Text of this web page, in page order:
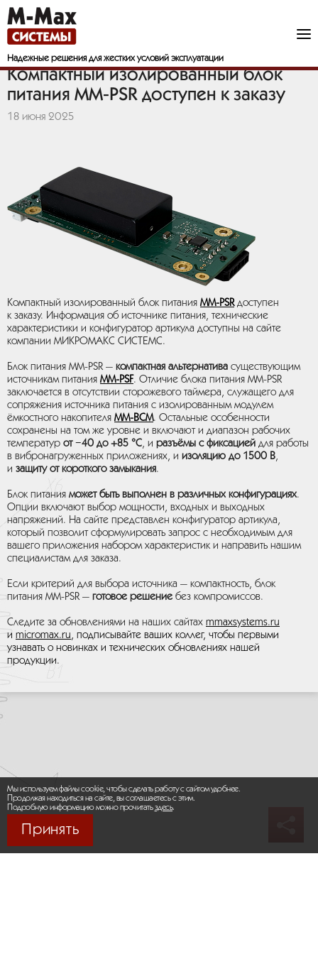
Надежные решения для жестких условий эксплуатации
Компактный изолированный блок
питания MM-PSR доступен к заказу
18 июня 2025
Компактный изолированный блок питания MM-PSRдоступен
к заказу. Информация об источнике питания, технические
характеристики и конфигуратор артикула доступны на сайте
компании МИКРОМАКС СИСТЕМС.
Блок питания MM-PSR — компактная альтернатива существующим
источникам питания MM-PSF. Отличие блока питания MM-PSR
заключается в отсутствии сторожевого таймера, служащего для
сопряжения источника питания с изолированным модулем
ёмкостного накопителя MM-BCM. Остальные особенности
сохранены на том же уровне и включают и диапазон рабочих
температур от −40 до +85 °C, и разъёмы с фиксацией для работы
в вибронагруженных приложениях, и изоляцию до 1500 В,
и защиту от короткого замыкания.
Блок питания может быть выполнен в различных конфигурациях.
Опции включают выбор мощности, входных и выходных
напряжений. На сайте представлен конфигуратор артикула,
который позволит сформулировать запрос с необходимым для
вашего приложения набором характеристик и направить нашим
специалистам для заказа.
Если критерий для выбора источника — компактность, блок
питания MM-PSR — готовое решение без компромиссов.
Следите за обновлениями на наших сайтах mmaxsystems.ru
и micromax.ru, подписывайте ваших коллег, чтобы первыми
узнавать о новинках и технических обновлениях нашей
продукции.
Мы используем файлы cookie, чтобы сделать работу с сайтом удобнее.
Продолжая находиться на сайте, вы соглашаетесь с этим.
Подробную информацию можно прочитатьздесь.
Принять